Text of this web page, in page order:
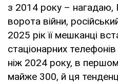
з 2014 року –
ворота війни,
2025 рік її мешканці
стаціонарних
ніж 2024 року, в
майже 300, й ця